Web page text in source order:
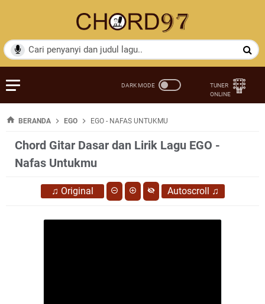
BERANDA EGO EGO - NAFAS UNTUKMU
Chord Gitar Dasar dan Lirik Lagu EGO -
Nafas Untukmu
♫ Original Autoscroll ♫